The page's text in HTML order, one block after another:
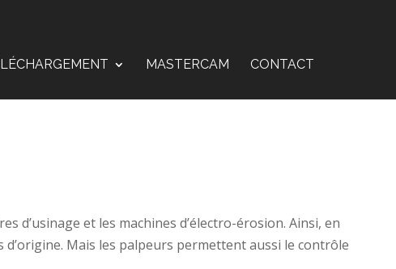
MASTERCAM CONTACT
d’usinage et les machines d’électro-érosion. Ainsi, en
Mais les palpeurs permettent aussi le contrôle